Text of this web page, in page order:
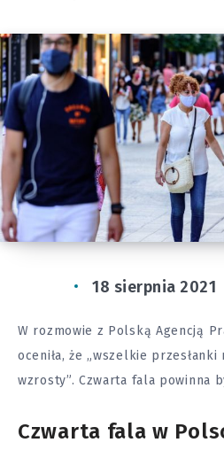
18 sierpnia 2021
W rozmowie z Polską Agencją
oceniła, że „wszelkie
wzrosty”. Czwarta fala powinna
Czwarta fala w